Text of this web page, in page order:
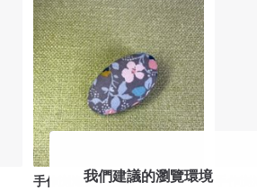
手作浏海夹 - 粉花我們建議的瀏覽環境